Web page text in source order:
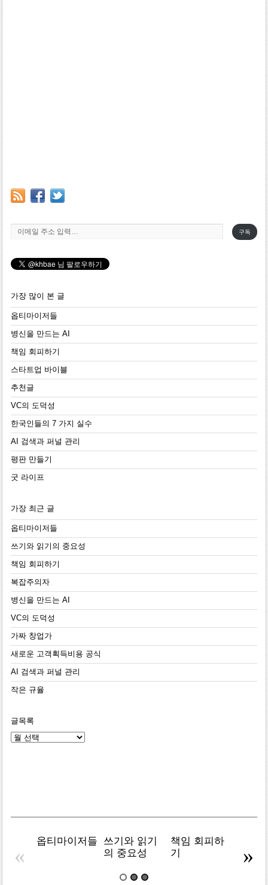
이메일 주소 입력…
구독
가장 많이 본 글
옵티마이저들
병신을 만드는 AI
책임 회피하기
스타트업 바이블
추천글
VC의 도덕성
한국인들의 7 가지 실수
AI 검색과 퍼널 관리
평판 만들기
굿 라이프
가장 최근 글
옵티마이저들
쓰기와 읽기의 중요성
책임 회피하기
복잡주의자
병신을 만드는 AI
VC의 도덕성
가짜 창업가
새로운 고객획득비용 공식
AI 검색과 퍼널 관리
작은 규율
글목록
글
옵티마이저들
쓰기와 읽기
의 중요성
책임 회피하
기
« »